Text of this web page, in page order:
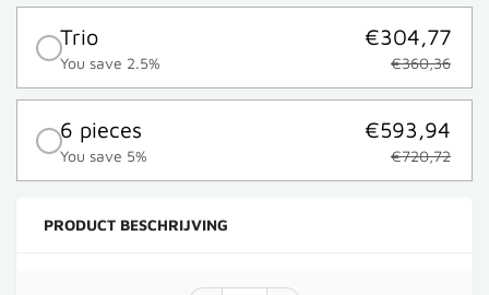
Trio
You save 2.5%
€304,77
€360,36
6 pieces
You save 5%
€593,94
€720,72
PRODUCT BESCHRIJVING